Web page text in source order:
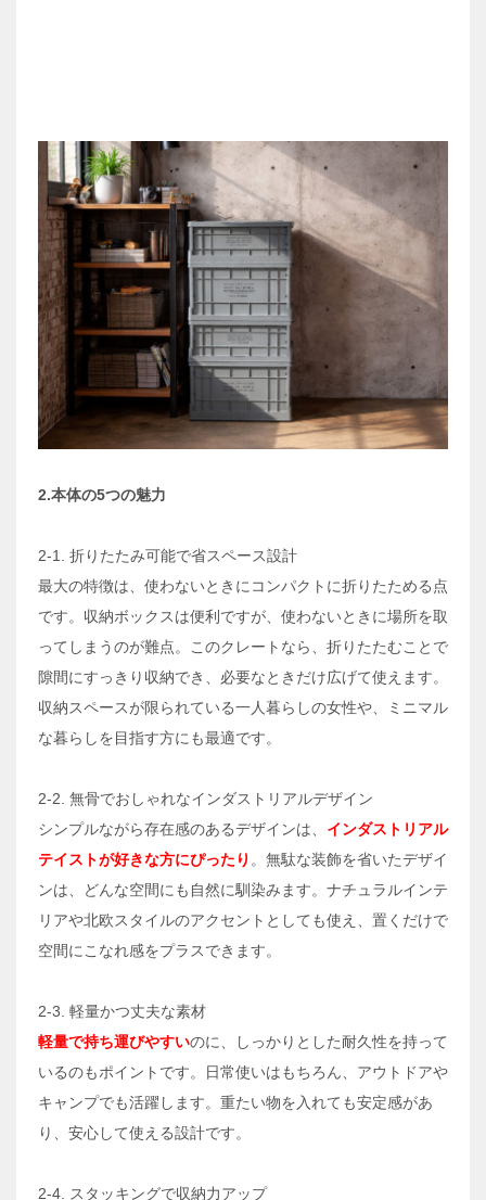
2.本体の5つの魅力
2-1. 折りたたみ可能で省スペース設計
最大の特徴は、使わないときにコンパクトに折りたためる点
です。収納ボックスは便利ですが、使わないときに場所を取
ってしまうのが難点。このクレートなら、折りたたむことで
隙間にすっきり収納でき、必要なときだけ広げて使えます。
収納スペースが限られている一人暮らしの女性や、ミニマル
な暮らしを目指す方にも最適です。
2-2. 無骨でおしゃれなインダストリアルデザイン
シンプルながら存在感のあるデザインは、 インダストリアル
テイストが好きな方にぴったり 。無駄な装飾を省いたデザイ
ンは、どんな空間にも自然に馴染みます。ナチュラルインテ
リアや北欧スタイルのアクセントとしても使え、置くだけで
空間にこなれ感をプラスできます。
2-3. 軽量かつ丈夫な素材
軽量で持ち運びやすいのに、しっかりとした耐久性を持って
いるのもポイントです。日常使いはもちろん、アウトドアや
キャンプでも活躍します。重たい物を入れても安定感があ
り、安心して使える設計です。
2-4. スタッキングで収納力アップ